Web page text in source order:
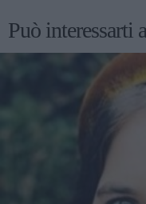
Può interessarti